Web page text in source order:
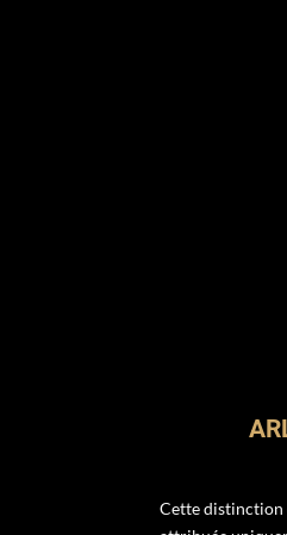
Cette distinction